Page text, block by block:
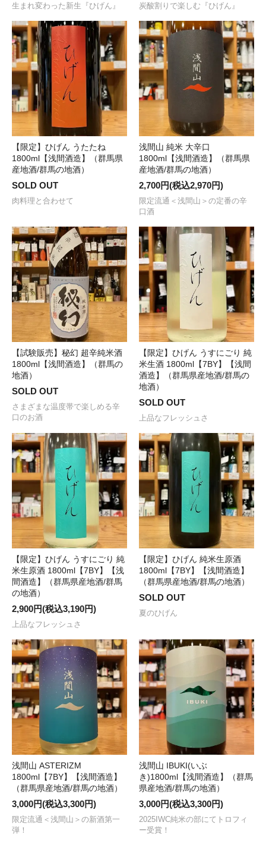
生まれ変わった新生『ひげん』 炭酸割りで楽しむ『ひげん』
【限定】ひげん うたたね
1800ml【浅間酒造】（群馬県
産地酒/群馬の地酒）
SOLD OUT
肉料理と合わせて
浅間山 純米 大辛口
1800ml【浅間酒造】（群馬県
産地酒/群馬の地酒）
2,700円(税込2,970円)
限定流通＜浅間山＞の定番の辛
口酒
【試験販売】秘幻 超辛純米酒
1800ml【浅間酒造】（群馬の
地酒）
SOLD OUT
さまざまな温度帯で楽しめる辛
口のお酒
【限定】ひげん うすにごり 純
米生酒 1800ml【7BY】【浅間
酒造】（群馬県産地酒/群馬の
地酒）
SOLD OUT
上品なフレッシュさ
【限定】ひげん うすにごり 純
米生原酒 1800ml【7BY】【浅
間酒造】（群馬県産地酒/群馬
の地酒）
2,900円(税込3,190円)
上品なフレッシュさ
【限定】ひげん 純米生原酒
1800ml【7BY】【浅間酒造】
（群馬県産地酒/群馬の地酒）
SOLD OUT
夏のひげん
浅間山 ASTERIZM
1800ml【7BY】【浅間酒造】
（群馬県産地酒/群馬の地酒）
3,000円(税込3,300円)
限定流通＜浅間山＞の新酒第一
弾！
浅間山 IBUKI(いぶ
き)1800ml【浅間酒造】（群馬
県産地酒/群馬の地酒）
3,000円(税込3,300円)
2025IWC純米の部にてトロフィ
ー受賞！